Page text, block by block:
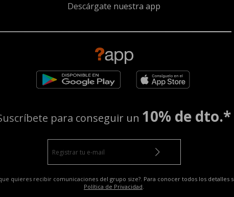
Descárgate nuestra app
para conseguir un 10% de dto.*
quieres recibir comunicaciones del grupo size?. Para conocer todos los detalles
Política de Privacidad.